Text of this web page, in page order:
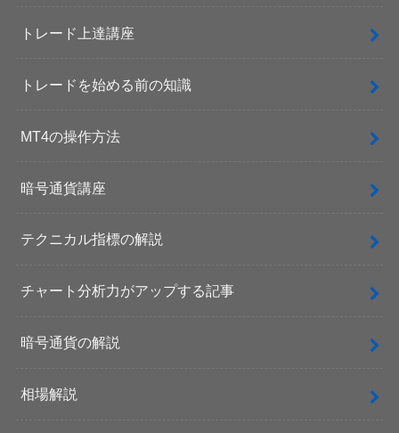
トレード上達講座
トレードを始める前の知識
MT4の操作方法
暗号通貨講座
テクニカル指標の解説
チャート分析力がアップする記事
暗号通貨の解説
相場解説